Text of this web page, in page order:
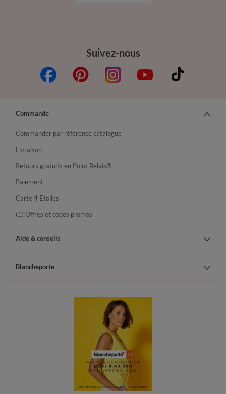
Suivez-nous
Commande
Commander par référence catalogue
Livraison
Retours gratuits en Point Relais®
Paiement
Carte 4 Etoiles
(1) Offres et codes promos
Aide & conseils
Blancheporte